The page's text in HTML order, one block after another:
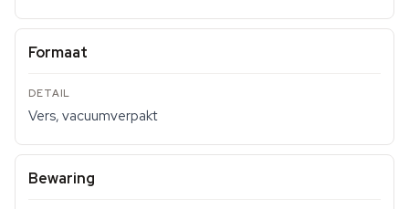
Formaat
Vers, vacuumverpakt
Bewaring